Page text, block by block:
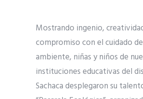
Mostrando ingenio,
compromiso con el cuidado
ambiente, niñas y niños de
instituciones educativas del
Sachaca desplegaron su